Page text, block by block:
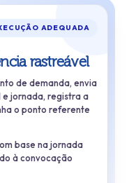
ADEQUADA
rastreável
de demanda, envia
jornada, registra a
o ponto referente
base na jornada
à convocação